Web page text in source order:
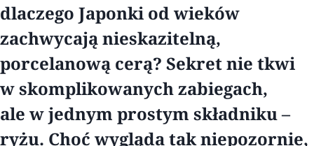
dlaczego Japonki od wieków
zachwycają nieskazitelną,
porcelanową cerą? Sekret nie tkwi
w skomplikowanych zabiegach,
ale w jednym prostym składniku –
ryżu. Choć wygląda tak niepozornie,